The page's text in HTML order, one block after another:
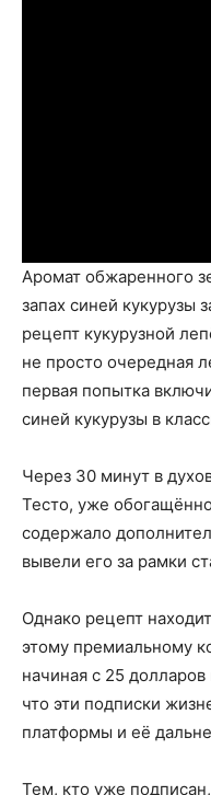
Аромат обжаренного
запах синей кукурузы
рецепт кукурузной
не просто очередная
первая попытка
синей кукурузы в
Через 30 минут в
Тесто, уже
содержало
вывели его за рамки
Однако рецепт
этому премиальному
начиная с 25 долларов
что эти подписки
платформы и её
Тем, кто уже